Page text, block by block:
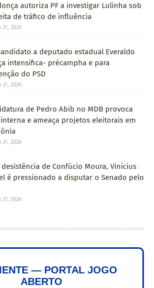
autoriza PF a investigar Lulinha sob
de tráfico de influência
31, 2026
a deputado estadual Everaldo
intensifica- précampha e para
do PSD
31, 2026
de Pedro Abib no MDB provoca
e ameaça projetos eleitorais em
31, 2026
desistência de Confúcio Moura, Vinícius
é pressionado a disputar o Senado pelo
31, 2026
— PORTAL JOGO
ABERTO